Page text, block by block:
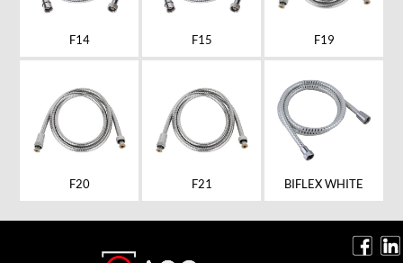
F14 F15 F19
F20 F21 BIFLEX WHITE